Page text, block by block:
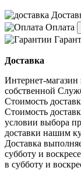
Оплата
Доставка
Интернет-магазин
собственной
Стоимость
Стоимость
условии выбора
доставки нашим
Доставка
субботу и
в субботу и